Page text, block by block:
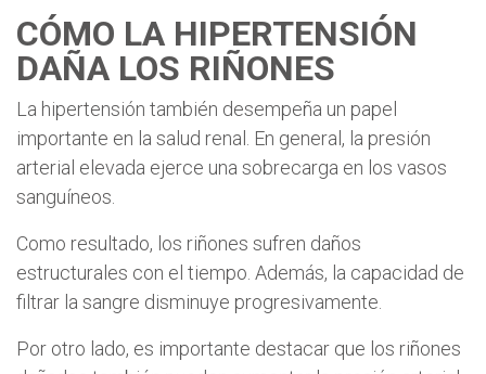
CÓMO LA HIPERTENSIÓN
DAÑA LOS RIÑONES
La hipertensión también desempeña un papel
importante en la salud renal. En general, la presión
arterial elevada ejerce una sobrecarga en los vasos
sanguíneos.
Como resultado, los riñones sufren daños
estructurales con el tiempo. Además, la capacidad de
filtrar la sangre disminuye progresivamente.
Por otro lado, es importante destacar que los riñones